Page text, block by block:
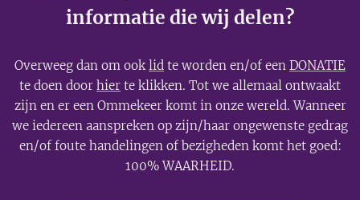
informatie die wij delen?
Overweeg dan om ooklid te worden en/of een DONATIE
te doen door hier te klikken. Tot we allemaal ontwaakt
zijn en er een Ommekeer komt in onze wereld. Wanneer
we iedereen aanspreken op zijn/haar ongewenste gedrag
en/of foute handelingen of bezigheden komt het goed:
100% WAARHEID.